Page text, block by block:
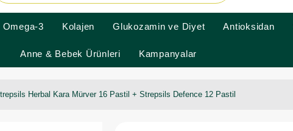
Omega-3 Kolajen Glukozamin ve Diyet Antioksidan
Anne & Bebek Ürünleri Kampanyalar
Herbal Kara Mürver 16 Pastil + Strepsils Defence 12 Pastil